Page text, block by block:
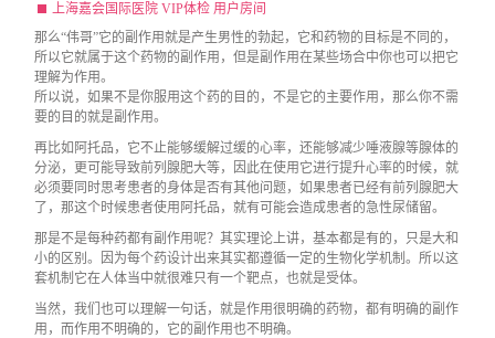
上海嘉会国际医院 VIP体检 用户房间
那么“伟哥”它的副作用就是产生男性的勃起，它和药物的目标是不同的，
所以它就属于这个药物的副作用，但是副作用在某些场合中你也可以把它
理解为作用。
所以说，如果不是你服用这个药的目的，不是它的主要作用，那么你不需
要的目的就是副作用。
再比如阿托品，它不止能够缓解过缓的心率，还能够减少唾液腺等腺体的
分泌，更可能导致前列腺肥大等，因此在使用它进行提升心率的时候，就
必须要同时思考患者的身体是否有其他问题，如果患者已经有前列腺肥大
了，那这个时候患者使用阿托品，就有可能会造成患者的急性尿储留。
那是不是每种药都有副作用呢？其实理论上讲，基本都是有的，只是大和
小的区别。因为每个药设计出来其实都遵循一定的生物化学机制。所以这
套机制它在人体当中就很难只有一个靶点，也就是受体。
当然，我们也可以理解一句话，就是作用很明确的药物，都有明确的副作
用，而作用不明确的，它的副作用也不明确。